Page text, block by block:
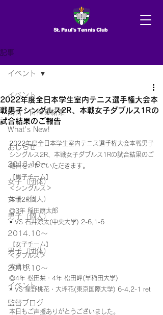
St. Paul's Tennis Club
記事
イベント
試合 日程＆結果
What's New!
おしらせ
2013.10〜
女子（団体）
女子（個人）
男子（個人）
2014.10〜
男子（団体）
2015.10～
イベント
監督ブログ
イベント
2022年度全日本学生室内テニス選手権大会本
戦男子シングルス2R、本戦女子ダブルス1Rの
試合結果のご報告
2022年度全日本学生室内テニス選手権大会本戦男子
シングルス2R、本戦女子ダブルス1Rの試合結果のご
報告をさせていただきます。
【男子チーム】
＜シングルス＞
本戦2R
◎3年 稲田康太郎
× VS 石井涼太(中央大学) 2-6,1-6
【女子チーム】
＜ダブルス＞
本戦1R
◎4年 松田栞・4年 松田岬(早稲田大学)
× VS 星野桃花・大坪花(東京国際大学) 6-4,2-1 ret
本日もご声援ありがとうございました。